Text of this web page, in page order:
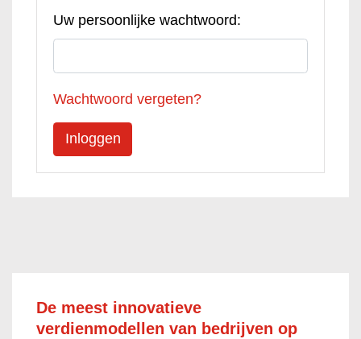
Uw persoonlijke wachtwoord:
Wachtwoord vergeten?
De meest innovatieve
verdienmodellen van bedrijven op